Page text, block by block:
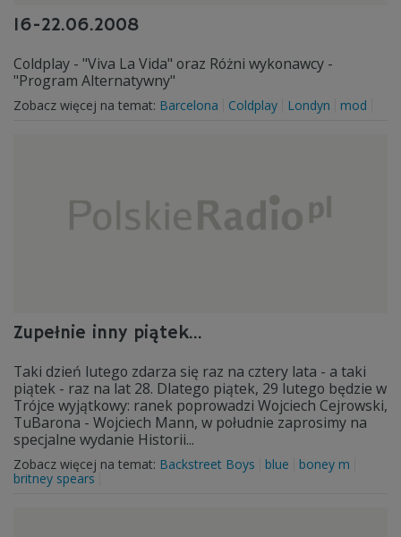
16-22.06.2008
Coldplay - "Viva La Vida" oraz Różni wykonawcy -
"Program Alternatywny"
Zobacz więcej na temat: Barcelona Coldplay Londyn mod
Zupełnie inny piątek...
Taki dzień lutego zdarza się raz na cztery lata - a taki
piątek - raz na lat 28. Dlatego piątek, 29 lutego będzie w
Trójce wyjątkowy: ranek poprowadzi Wojciech Cejrowski,
TuBarona - Wojciech Mann, w południe zaprosimy na
specjalne wydanie Historii...
Zobacz więcej na temat: Backstreet Boys blue
boney m
britney spears